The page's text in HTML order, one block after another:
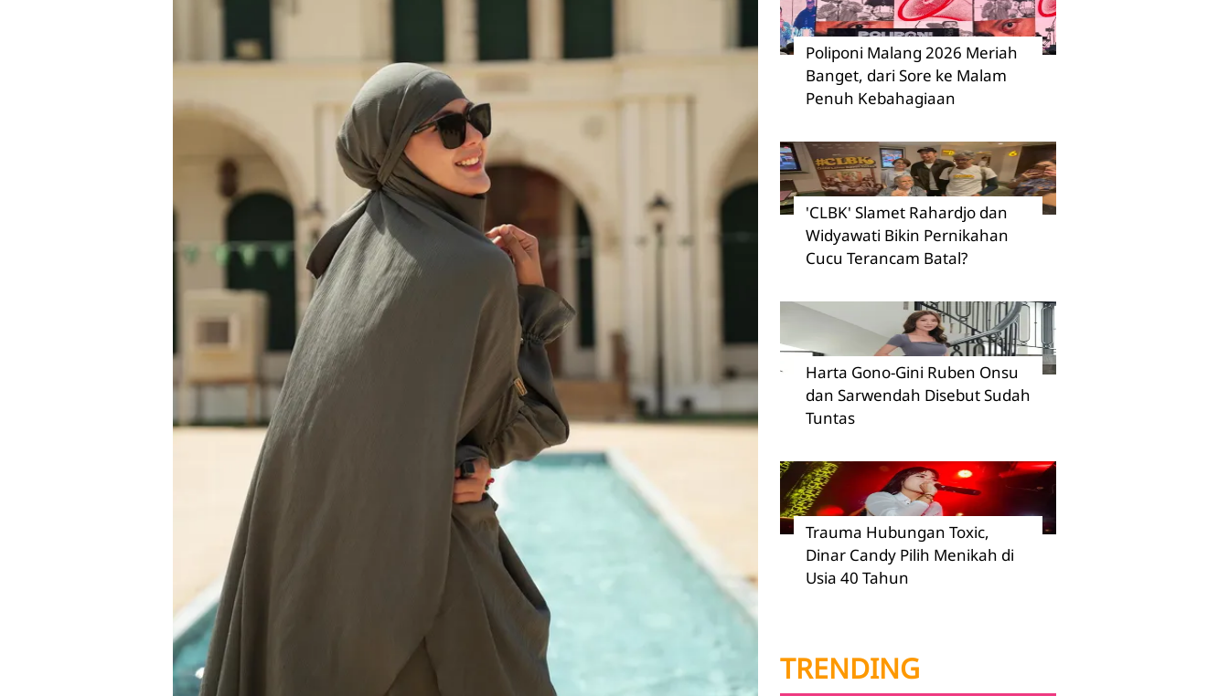
Poliponi Malang 2026 Meriah
Banget, dari Sore ke Malam
Penuh Kebahagiaan
'CLBK' Slamet Rahardjo dan
Widyawati Bikin Pernikahan
Cucu Terancam Batal?
Harta Gono-Gini Ruben Onsu
dan Sarwendah Disebut Sudah
Tuntas
Trauma Hubungan Toxic,
Dinar Candy Pilih Menikah di
Usia 40 Tahun
TRENDING